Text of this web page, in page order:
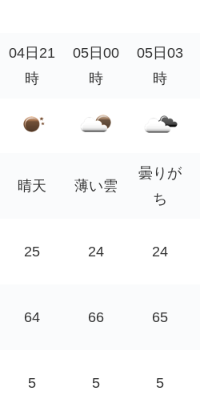
04日21
時
05日00
時
05日03
時
晴天 薄い雲
曇りが
ち
25 24 24
64 66 65
5 5 5